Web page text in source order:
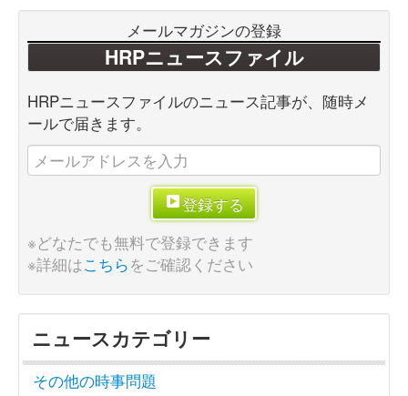
メールマガジンの登録
HRPニュースファイル
HRPニュースファイルのニュース記事が、随時メ
ールで届きます。
登録する
※どなたでも無料で登録できます
※詳細はこちらをご確認ください
ニュースカテゴリー
その他の時事問題